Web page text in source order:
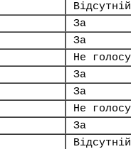
Відсутній
За
За
Не
За
За
Не
За
Відсутній